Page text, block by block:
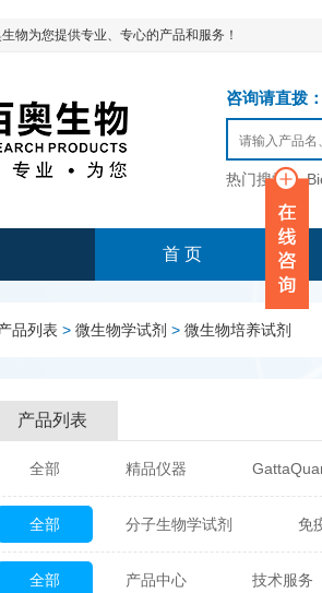
物为您提供专业、专心的产品和服务！
咨询请直拨
热门搜索：
首 页
品列表 > 微生物学试剂 > 微生物培养试剂
产品列表
全部 精品仪器
Glycon Biochem Sterlitech
Echelon Biosciences Verichem
全部 分子生物学试剂 免
化学及生物化学试剂 材料学试剂
全部 产品中心 技术服务